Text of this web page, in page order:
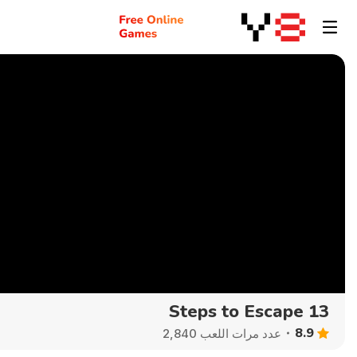
13 Steps to Escape
8.9 عدد مرات اللعب 2,840